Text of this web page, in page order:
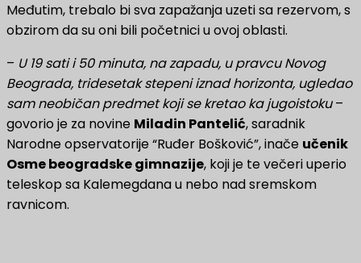
Međutim, trebalo bi sva zapažanja uzeti sa rezervom, s
obzirom da su oni bili početnici u ovoj oblasti.
– U 19 sati i 50 minuta, na zapadu, u pravcu Novog
Beograda, tridesetak stepeni iznad horizonta, ugledao
sam neobičan predmet koji se kretao ka jugoistoku–
govorio je za novine Miladin Pantelić, saradnik
Narodne opservatorije “Ruđer Bošković”, inače učenik
Osme beogradske gimnazije, koji je te večeri uperio
teleskop sa Kalemegdana u nebo nad sremskom
ravnicom.